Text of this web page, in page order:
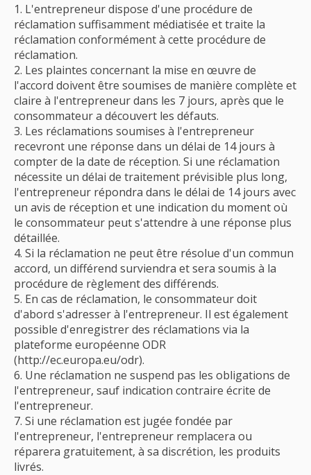
L'entrepreneur dispose d'une procédure de
réclamation suffisamment médiatisée et traite la
réclamation conformément à cette procédure de
réclamation.
Les plaintes concernant la mise en œuvre de
l'accord doivent être soumises de manière complète et
claire à l'entrepreneur dans les 7 jours, après que le
consommateur a découvert les défauts.
Les réclamations soumises à l'entrepreneur
recevront une réponse dans un délai de 14 jours à
compter de la date de réception. Si une réclamation
nécessite un délai de traitement prévisible plus long,
l'entrepreneur répondra dans le délai de 14 jours avec
un avis de réception et une indication du moment où
le consommateur peut s'attendre à une réponse plus
détaillée.
Si la réclamation ne peut être résolue d'un commun
accord, un différend surviendra et sera soumis à la
procédure de règlement des différends.
En cas de réclamation, le consommateur doit
d'abord s'adresser à l'entrepreneur. Il est également
possible d'enregistrer des réclamations via la
plateforme européenne ODR
(http://ec.europa.eu/odr).
Une réclamation ne suspend pas les obligations de
l'entrepreneur, sauf indication contraire écrite de
l'entrepreneur.
Si une réclamation est jugée fondée par
l'entrepreneur, l'entrepreneur remplacera ou
réparera gratuitement, à sa discrétion, les produits
livrés.